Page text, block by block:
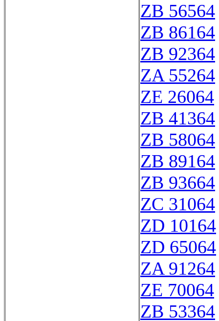
ZB 56564
ZB 86164
ZB 92364
ZA 55264
ZE 26064
ZB 41364
ZB 58064
ZB 89164
ZB 93664
ZC 31064
ZD 10164
ZD 65064
ZA 91264
ZE 70064
ZB 53364